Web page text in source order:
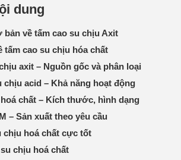
dung
bản về tấm cao su chịu Axit
tấm cao su chịu hóa chất
axit – Nguồn gốc và phân loại
chịu acid – Khả năng hoạt động
chất – Kích thước, hình dạng
– Sản xuất theo yêu cầu
chịu hoá chất cực tốt
chịu hoá chất